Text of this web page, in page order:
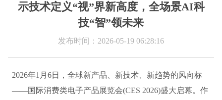
示技术定义“视”界新高度，全场景AI科
技“智”领未来
发布时间：2026-05-19 06:28:16
2026年1月6日，全球新产品、新技术、新趋势的风向标
——国际消费类电子产品展览会(CES 2026)盛大启幕。作